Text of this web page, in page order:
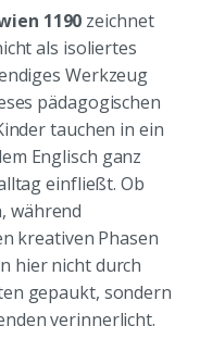
1190 zeichnet
als isoliertes
Werkzeug
pädagogischen
tauchen in ein
Englisch ganz
einfließt. Ob
während
kreativen Phasen
hier nicht durch
gepaukt, sondern
verinnerlicht.